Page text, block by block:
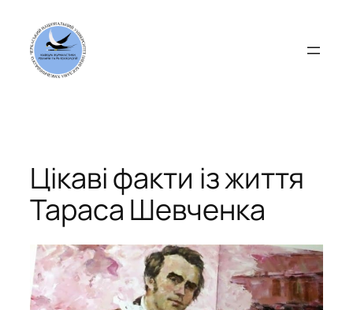
вмісту
Цікаві факти із життя
Тараса Шевченка